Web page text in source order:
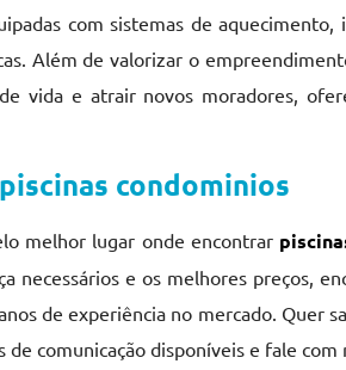
com sistemas de aquecimento,
Além de valorizar o
vida e atrair novos moradores,
condominios
melhor lugar onde encontrar
necessários e os melhores preços,
de experiência no mercado. Quer
de comunicação disponíveis e fale